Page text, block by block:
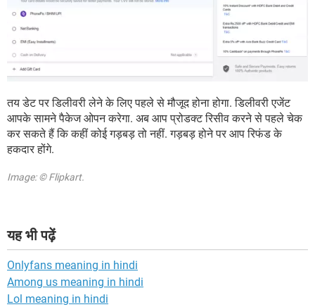
तय डेट पर डिलीवरी लेने के लिए पहले से मौजूद होना होगा. डिलीवरी एजेंट
आपके सामने पैकेज ओपन करेगा. अब आप प्रोडक्ट रिसीव करने से पहले चेक
कर सकते हैं कि कहीं कोई गड़बड़ तो नहीं. गड़बड़ होने पर आप रिफंड के
हकदार होंगे.
Image: © Flipkart.
यह भी पढ़ें
Onlyfans meaning in hindi
Among us meaning in hindi
Lol meaning in hindi